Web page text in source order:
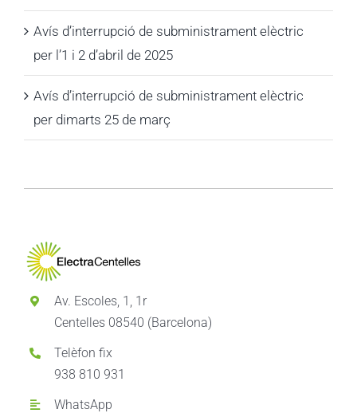
Avís d’interrupció de subministrament elèctric
per l’1 i 2 d’abril de 2025
Avís d’interrupció de subministrament elèctric
per dimarts 25 de març
Av. Escoles, 1, 1r
Centelles 08540 (Barcelona)
Telèfon fix
938 810 931
WhatsApp